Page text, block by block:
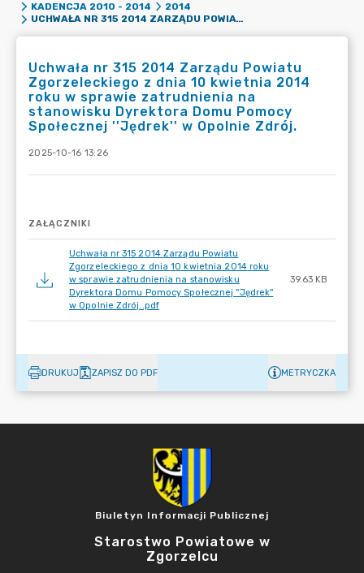
KADENCJA 2010 - 2014
2014
UCHWAŁA NR 315 2014 ZARZĄDU POWIATU ZGORZELECKIEGO Z DNIA 10 KWIETNIA 2014 ROKU W SPRAWIE ZATRUDNIENIA NA STANOWISKU DYREKTORA DOMU POMOCY SPOŁECZNEJ ''JĘDREK'' W OPOLNIE ZDRÓJ.
Uchwała nr 315 2014 Zarządu Powiatu
Zgorzeleckiego z dnia 10 kwietnia 2014
roku w sprawie zatrudnienia na
stanowisku Dyrektora Domu Pomocy
Społecznej ''Jędrek'' w Opolnie Zdrój.
2025-10-16 13:26
ZAŁĄCZNIKI
Uchwała nr 315 2014 Zarządu Powiatu
Zgorzeleckiego z dnia 10 kwietnia 2014 roku
w sprawie zatrudnienia na stanowisku
Dyrektora Domu Pomocy Społecznej ''Jędrek''
w Opolnie Zdrój..pdf
39.63 KB
DRUKUJ ZAPISZ DO PDF METRYCZKA
Biuletyn Informacji Publicznej
Starostwo Powiatowe w
Zgorzelcu